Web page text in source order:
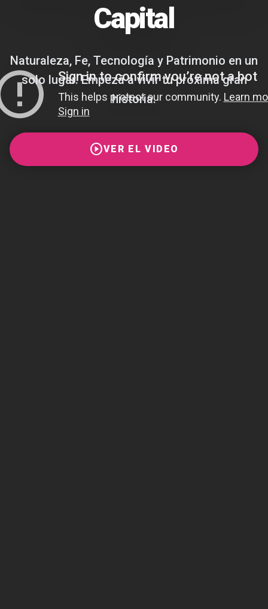
Capital
Naturaleza, Fe, Tecnología y Patrimonio en un
solo lugar. Empezá a vivir tu próxima gran
historia.
play_circleVER EL VIDEO